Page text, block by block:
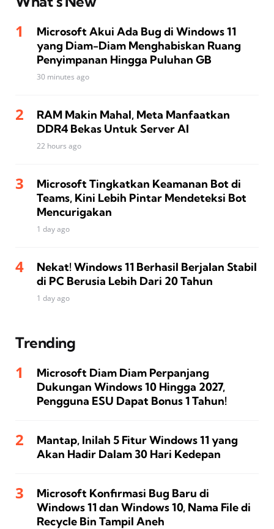
Microsoft Akui Ada Bug di Windows 11
yang Diam-Diam Menghabiskan Ruang
Penyimpanan Hingga Puluhan GB
30 minutes ago
RAM Makin Mahal, Meta Manfaatkan
DDR4 Bekas Untuk Server AI
22 hours ago
Microsoft Tingkatkan Keamanan Bot di
Teams, Kini Lebih Pintar Mendeteksi Bot
Mencurigakan
1 day ago
Nekat! Windows 11 Berhasil Berjalan Stabil
di PC Berusia Lebih Dari 20 Tahun
1 day ago
Trending
Microsoft Diam Diam Perpanjang
Dukungan Windows 10 Hingga 2027,
Pengguna ESU Dapat Bonus 1 Tahun!
Mantap, Inilah 5 Fitur Windows 11 yang
Akan Hadir Dalam 30 Hari Kedepan
Microsoft Konfirmasi Bug Baru di
Windows 11 dan Windows 10, Nama File di
Recycle Bin Tampil Aneh